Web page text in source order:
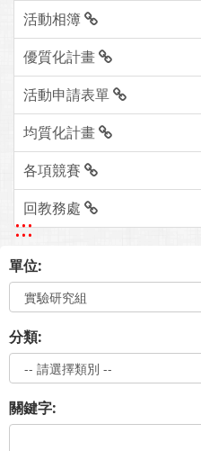
活動相簿
優質化計畫
活動申請表單
均質化計畫
各項競賽
回教務處
:::
單位:
分類:
關鍵字: